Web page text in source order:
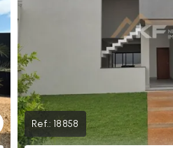
Ref.: 18858